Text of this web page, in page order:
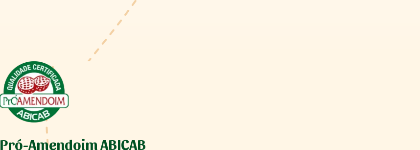
Pró-Amendoim ABICAB